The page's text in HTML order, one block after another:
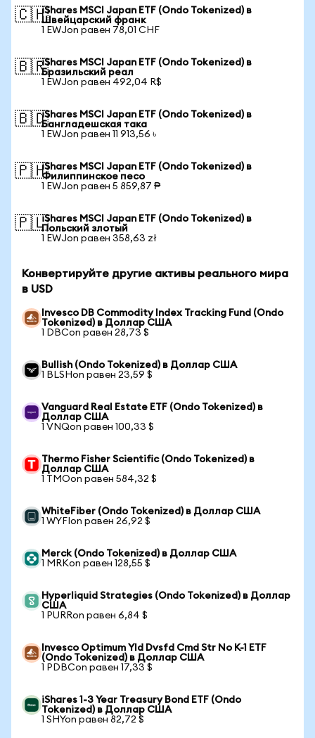
🇨🇭iShares MSCI Japan ETF (Ondo Tokenized) в
Швейцарский франк
1 EWJon равен 78,01 CHF
🇧🇷iShares MSCI Japan ETF (Ondo Tokenized) в
Бразильский реал
1 EWJon равен 492,04 R$
🇧🇩iShares MSCI Japan ETF (Ondo Tokenized) в
Бангладешская така
1 EWJon равен 11 913,56 ৳
🇵🇭iShares MSCI Japan ETF (Ondo Tokenized) в
Филиппинское песо
1 EWJon равен 5 859,87 ₱
🇵🇱iShares MSCI Japan ETF (Ondo Tokenized) в
Польский злотый
1 EWJon равен 358,63 zł
Конвертируйте другие активы реального мира
в USD
Invesco DB Commodity Index Tracking Fund (Ondo
Tokenized) в Доллар США
1 DBCon равен 28,73 $
Bullish (Ondo Tokenized) в Доллар США
1 BLSHon равен 23,59 $
Vanguard Real Estate ETF (Ondo Tokenized) в
Доллар США
1 VNQon равен 100,33 $
Thermo Fisher Scientific (Ondo Tokenized) в
Доллар США
1 TMOon равен 584,32 $
WhiteFiber (Ondo Tokenized) в Доллар США
1 WYFIon равен 26,92 $
Merck (Ondo Tokenized) в Доллар США
1 MRKon равен 128,55 $
Hyperliquid Strategies (Ondo Tokenized) в Доллар
США
1 PURRon равен 6,84 $
Invesco Optimum Yld Dvsfd Cmd Str No K-1 ETF
(Ondo Tokenized) в Доллар США
1 PDBCon равен 17,33 $
iShares 1-3 Year Treasury Bond ETF (Ondo
Tokenized) в Доллар США
1 SHYon равен 82,72 $